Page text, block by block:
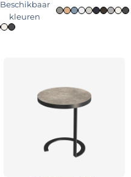
Beschikbaar
kleuren